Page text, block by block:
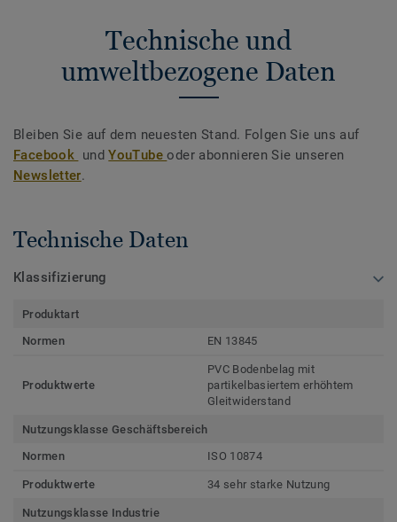
Technische und
umweltbezogene Daten
Bleiben Sie auf dem neuesten Stand. Folgen Sie uns auf
Facebook undYouTubeoder abonnieren Sie unseren
Newsletter.
Technische Daten
Klassifizierung
Produktart
Normen
EN 13845
Produktwerte
PVC Bodenbelag mit
partikelbasiertem erhöhtem
Gleitwiderstand
Nutzungsklasse Geschäftsbereich
Normen
ISO 10874
Produktwerte 34 sehr starke Nutzung
Nutzungsklasse Industrie